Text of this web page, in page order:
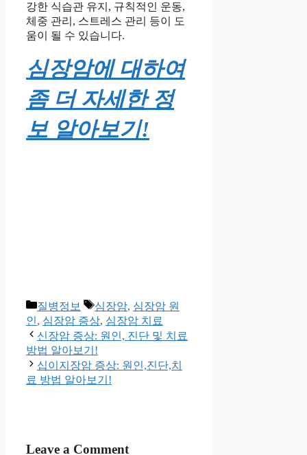
강한 식습관 유지, 규칙적인 운동,
체중 관리, 스트레스 관리 등이 도
움이 될 수 있습니다.
심장암에 대하여
좀 더 자세한 정
보 알아보기!
Categories
질병정보 Tags
심장암, 심장암 원
인, 심장암 증상, 심장암 치료
신장암 증상: 원인, 진단 및 치료
방법 알아보기!
십이지장암 증상: 원인,진단,치
료 방법 알아보기!
Leave a Comment